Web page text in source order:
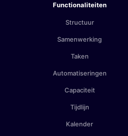
Functionaliteiten
Structuur
Samenwerking
Taken
Automatiseringen
Capaciteit
Tijdlijn
Kalender